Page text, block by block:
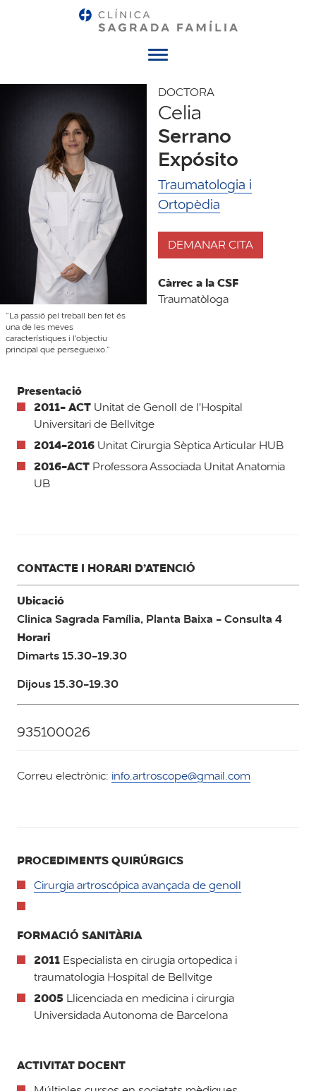
“La passió pel treball ben fet és
una de les meves
característiques i l'objectiu
principal que persegueixo.”
DOCTORA
Celia
Serrano
Expósito
Traumatologia i
Ortopèdia
DEMANAR CITA
Càrrec a la CSF
Traumatòloga
Presentació
2011- ACT Unitat de Genoll de l'Hospital
Universitari de Bellvitge
2014-2016 Unitat Cirurgia Sèptica Articular HUB
2016-ACT Professora Associada Unitat Anatomia
UB
CONTACTE I HORARI D’ATENCIÓ
Ubicació
Clinica Sagrada Família, Planta Baixa - Consulta 4
Horari
Dimarts 15.30-19.30
Dijous 15.30-19.30
935100026
Correu electrònic: info.artroscope@gmail.com
PROCEDIMENTS QUIRÚRGICS
Cirurgia artroscópica avançada de genoll
FORMACIÓ SANITÀRIA
2011 Especialista en cirugia ortopedica i
traumatologia Hospital de Bellvitge
2005 Llicenciada en medicina i cirurgia
Universidada Autonoma de Barcelona
ACTIVITAT DOCENT